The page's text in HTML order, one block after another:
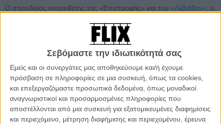
Σεβόμαστε την ιδιωτικότητά σας
Εμείς και οι συνεργάτες μας αποθηκεύουμε και/ή έχουμε
πρόσβαση σε πληροφορίες σε μια συσκευή, όπως τα cookies,
και επεξεργαζόμαστε προσωπικά δεδομένα, όπως μοναδικοί
αναγνωριστικοί και προσαρμοσμένες πληροφορίες που
αποστέλλονται από μια συσκευή για εξατομικευμένες διαφημίσεις
και περιεχόμενο, μέτρηση διαφήμισης και περιεχομένου, έρευνα
Ο σπουδαίος σκηνοθέτης της «Επιστροφής» και του «Λεβιάθαν» , ο
ιστορία εξαφάνισης ενός παιδιού, χρησιμοποιώντας την ιστορία του
ως μεταφορά για την «εξαφάνιση» μιας ολόκληρης χώρας. Με
αφορμή ένα διαζύγιο, ο Ζβιάγκιντσεφ ξεκινάει από νωρίς στην ταινία
την κριτική του στη χριστιανική, εθνικιστική, διεφθαρμένη Ρωσία,
παρουσιάζοντας μια χώρα στην οποία επικρατεί ένας αναπάντεχος
νεοπλουτισμός και μια κυνική αντιμετώπιση των πάντων, είτε αυτά
είναι ο πόλεμος στην Ουκρανία που διαδραματίζεται δίπλα τους, είτε
είναι ο φόβος για τα αφεντικά που απολύουν οποιονδήποτε δεν
ακολουθεί τη χριστιανική ηθική και τολμάει να τερματίσει ένα γάμο.